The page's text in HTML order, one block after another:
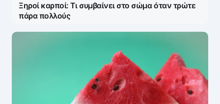
Ξηροί καρποί: Τι συμβαίνει στο σώμα όταν τρώτε
πάρα πολλούς